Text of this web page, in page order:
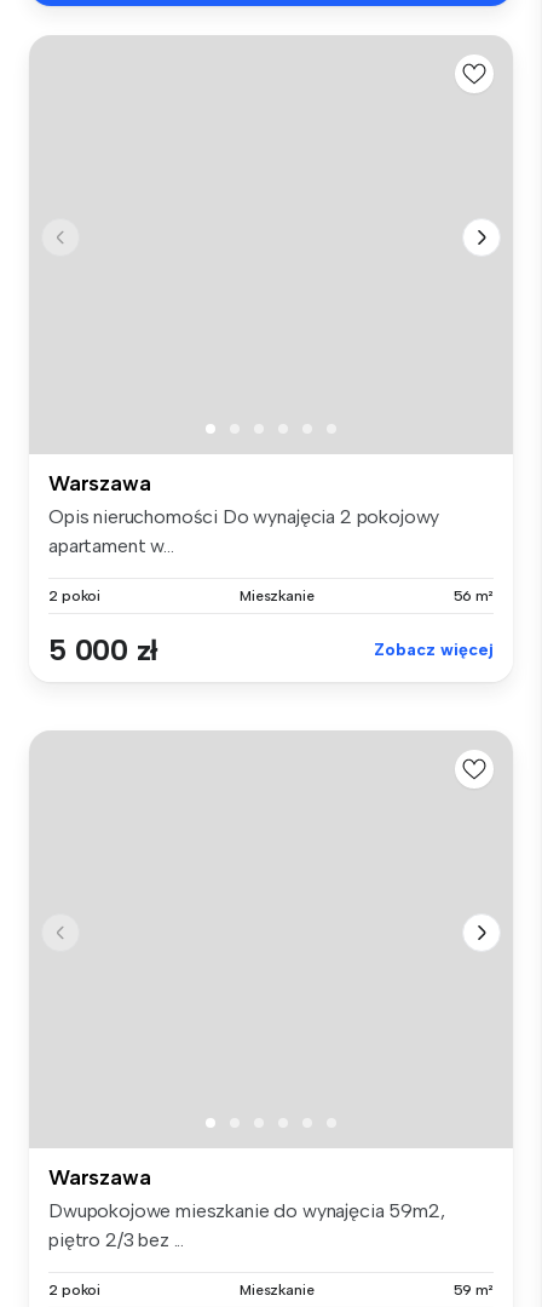
Warszawa
Opis nieruchomości Do wynajęcia 2 pokojowy
apartament w...
2 pokoi Mieszkanie 56 m²
5 000 zł Zobacz więcej
Warszawa
Dwupokojowe mieszkanie do wynajęcia 59m2,
piętro 2/3 bez ...
2 pokoi Mieszkanie 59 m²